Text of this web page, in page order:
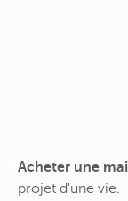
Acheter une
projet d'une vie.